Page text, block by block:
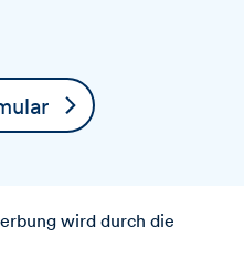
wird durch die